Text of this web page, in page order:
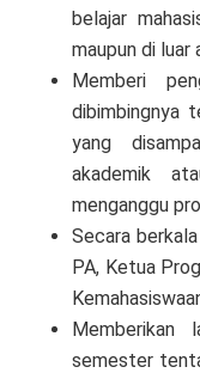
belajar
maupun di luar
Memberi
dibimbingnya
yang
akademik
menganggu
Secara
PA, Ketua
Memberikan
semester